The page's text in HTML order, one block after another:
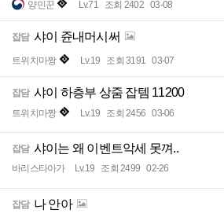
양민꾼 Lv.71 조회 2402 03-08
잡담 샤이 쥰내머시써
트위치마짱 Lv.19 조회 3191 03-07
잡담 샤이 하층부 상줌 잡템 11200
트위치마짱 Lv.19 조회 2456 03-06
잡담 샤이는 왜 이벤트악세 못껴..
바리스타아가 Lv.19 조회 2499 02-26
잡담 나 안아